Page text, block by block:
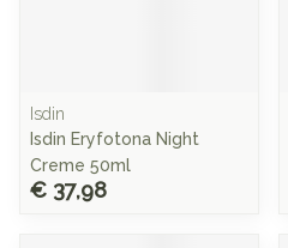
Isdin
Isdin Eryfotona Night
Creme 50ml
€ 37,98